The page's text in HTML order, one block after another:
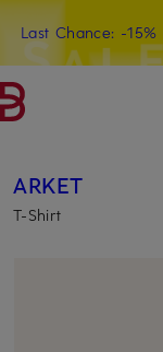
ZUM HAUPTINHALT
Last Chance: -
15€-
ARKET
T-Shirt